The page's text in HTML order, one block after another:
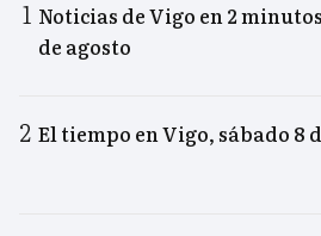
Noticias de Vigo en 2
de agosto
El tiempo en Vigo, sábado 8